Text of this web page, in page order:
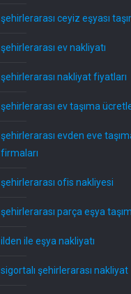
şehirlerarası ceyiz eşyası
şehirlerarası ev nakliyatı
şehirlerarası nakliyat fiyatları
şehirlerarası ev taşıma
şehirlerarası evden eve
firmaları
şehirlerarası ofis nakliyesi
şehirlerarası parça eşya
ilden ile eşya nakliyatı
sigortalı şehirlerarası nakliyat